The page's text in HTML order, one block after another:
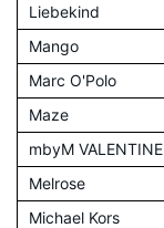
Liebekind
Mango
Marc O'Polo
Maze
mbyM VALENTINE
Melrose
Michael Kors